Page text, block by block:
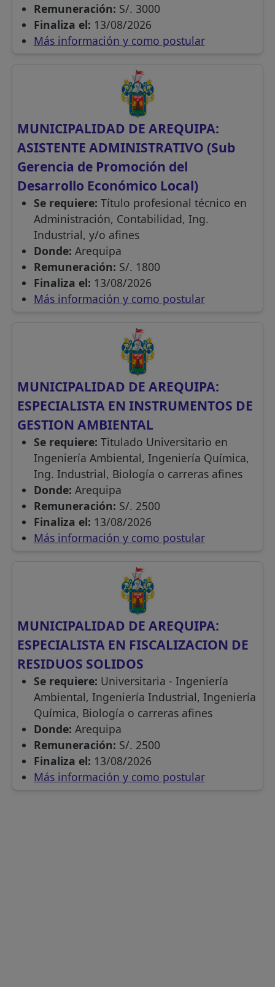
Remuneración: S/. 3000
Finaliza el: 13/08/2026
Más información y como postular
MUNICIPALIDAD DE AREQUIPA:
ASISTENTE ADMINISTRATIVO (Sub
Gerencia de Promoción del
Desarrollo Económico Local)
Se requiere: Título profesional técnico en
Administración, Contabilidad, Ing.
Industrial, y/o afines
Donde: Arequipa
Remuneración: S/. 1800
Finaliza el: 13/08/2026
Más información y como postular
MUNICIPALIDAD DE AREQUIPA:
ESPECIALISTA EN INSTRUMENTOS DE
GESTION AMBIENTAL
Se requiere: Titulado Universitario en
Ingeniería Ambiental, Ingeniería Química,
Ing. Industrial, Biología o carreras afines
Donde: Arequipa
Remuneración: S/. 2500
Finaliza el: 13/08/2026
Más información y como postular
MUNICIPALIDAD DE AREQUIPA:
ESPECIALISTA EN FISCALIZACION DE
RESIDUOS SOLIDOS
Se requiere: Universitaria - Ingeniería
Ambiental, Ingeniería Industrial, Ingeniería
Química, Biología o carreras afines
Donde: Arequipa
Remuneración: S/. 2500
Finaliza el: 13/08/2026
Más información y como postular